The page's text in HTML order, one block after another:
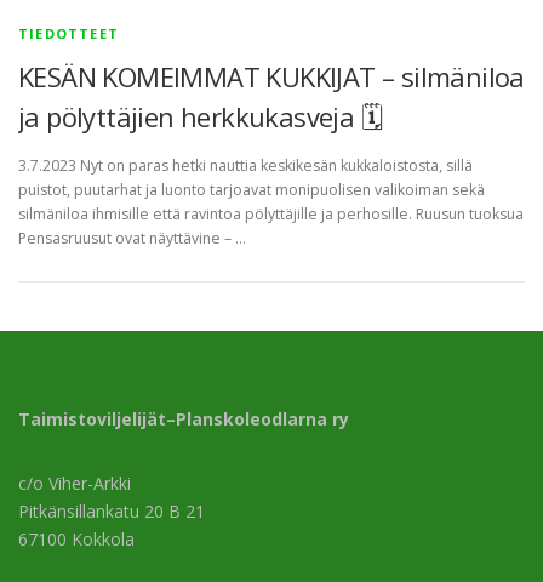
TIEDOTTEET
KESÄN KOMEIMMAT KUKKIJAT – silmäniloa
ja pölyttäjien herkkukasveja 🗓
3.7.2023 Nyt on paras hetki nauttia keskikesän kukkaloistosta, sillä
puistot, puutarhat ja luonto tarjoavat monipuolisen valikoiman sekä
silmäniloa ihmisille että ravintoa pölyttäjille ja perhosille. Ruusun tuoksua
Pensasruusut ovat näyttävine – …
Taimistoviljelijät–Planskoleodlarna ry
c/o Viher-Arkki
Pitkänsillankatu 20 B 21
67100 Kokkola